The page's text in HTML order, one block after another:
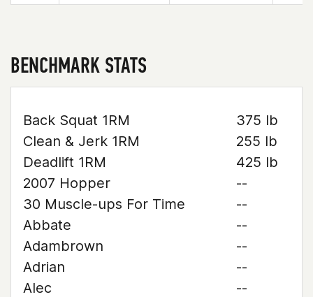
BENCHMARK STATS
Back Squat 1RM
375 lb
Clean & Jerk 1RM
255 lb
Deadlift 1RM
425 lb
2007 Hopper
--
30 Muscle-ups For Time
--
Abbate
--
Adambrown
--
Adrian
--
Alec
--